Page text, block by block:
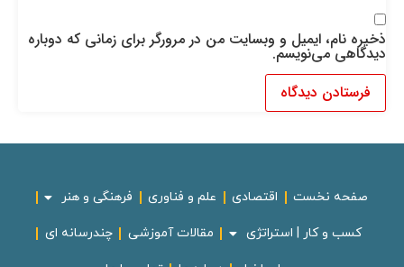
ذخیره نام، ایمیل و وبسایت من در مرورگر برای زمانی که دوباره
دیدگاهی می‌نویسم.
صفحه نخست اقتصادی علم و فناوری فرهنگی و هنر
کسب و کار | استراتژی مقالات آموزشی چندرسانه ای